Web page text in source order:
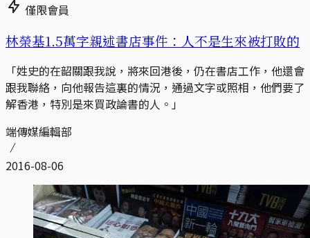
僅限會員
林榮基1.5萬字親述書店事件：人不是生來被打敗的
「姓史的在韶關跟我說，將來回港後，仍在書店工作，他還會
跟我聯絡，向他報告這裏的情況，通過文字或照相，他們要了
解香港，特別是來買政論書的人。」
端傳媒編輯部
2016-08-06